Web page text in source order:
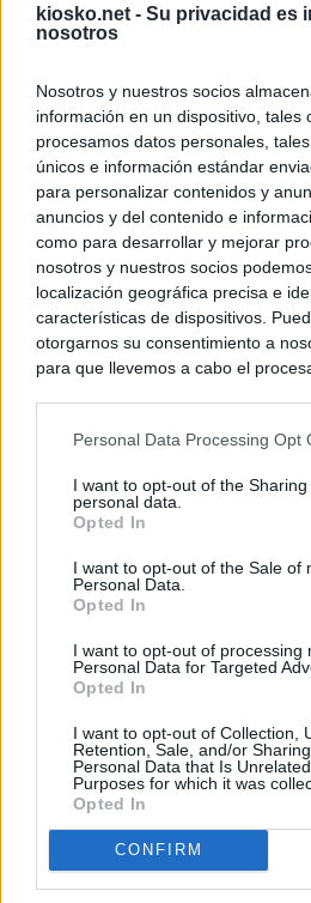
kiosko.net - Su privacidad es
nosotros
Nosotros y nuestros socios
información en un dispositivo, tales
procesamos datos personales,
únicos e información estándar
para personalizar contenidos y
anuncios y del contenido e
como para desarrollar y mejorar
nosotros y nuestros socios
localización geográfica precisa e
características de dispositivos.
otorgarnos su consentimiento a
para que llevemos a cabo el
negar su consentimiento. Tenga en
de su consentimiento, pero usted
rechazar tal procesamiento. Sus
cualquier momento entrando de
visitando nuestra política de
Personal Data Processing Opt
I want to opt-out of the
personal data.
Opted In
I want to opt-out of the Sale of
Personal Data.
Opted In
I want to opt-out of processing
Personal Data for Targeted
Opted In
I want to opt-out of Collection,
Retention, Sale, and/or
Personal Data that Is
Purposes for which it was
Opted In
CONFIRM